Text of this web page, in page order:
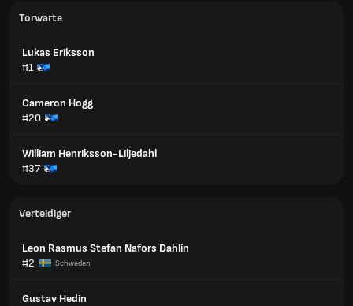
Torwarte
Lukas Eriksson
#1
Cameron Hogg
#20
William Henriksson-Liljedahl
#37
Verteidiger
Leon Rasmus Stefan Nafors Dahlin
#2
Schweden
Gustav Hedin